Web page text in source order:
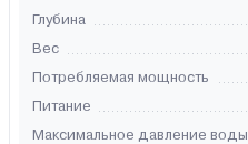
Глубина
Вес
Потребляемая мощность
Питание
Максимальное давление воды